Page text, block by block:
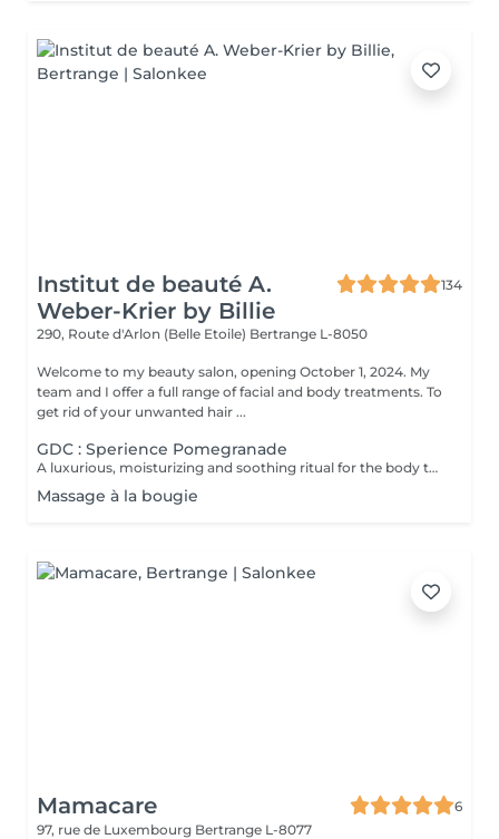
Institut de beauté A.
Weber-Krier by Billie
134
290, Route d'Arlon (Belle Etoile) Bertrange L-8050
Welcome to my beauty salon, opening October 1, 2024. My
team and I offer a full range of facial and body treatments. To
get rid of your unwanted hair ...
GDC : Sperience Pomegranade
A luxurious, moisturizing and soothing ritual for the body that can be personalized according to the skin's needs. The line is based on pomegranate, a fantastic ingredient, soothing and antioxidant. The result ? Cell renewal, vitality and hydration! POMEGRANATE BODY SCRUB: Along with the powder and cream body scrub, enjoy a 45-minute full-body exfoliation ritual. POMEGRANATE BODY MASSAGE: Massage in the lying position then in the lying position with the sensory massage cream. This ritual lasts 45 minutes. POMEGRANATE BODY WRAP: The wrap is applied with gentle movements and left for 20 minutes before rubbing in the product by a massage. The ritual lasts 60 minutes. POMEGRANATE RED SERENITY: A delicious 90-minute ritual combining the power of pomegranate seeds with the powerful moisturizing effects of cream. POMEGRANATE SWEET COCOON: Immerse yourself in the world of Pomegranate Sperience for 90 minutes with this complete ritual including exfoliation, massage and wrap.
Massage à la bougie
Mamacare
6
97, rue de Luxembourg Bertrange L-8077